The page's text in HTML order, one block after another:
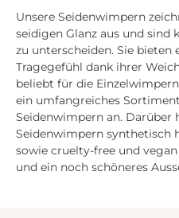
Unsere Seidenwimpern
seidigen Glanz aus und
zu unterscheiden. Sie bieten
Tragegefühl dank ihrer
beliebt für die
ein umfangreiches
Seidenwimpern an. Darüber
Seidenwimpern synthetisch
sowie cruelty-free und
und ein noch schöneres